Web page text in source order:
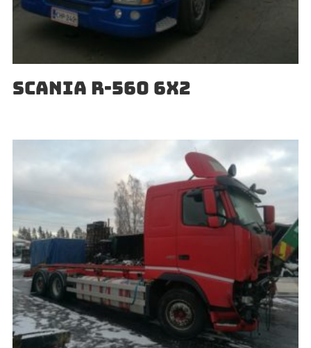
SCANIA R-560 6X2